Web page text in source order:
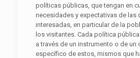
políticas públicas, que tengan en
necesidades y expectativas de las
interesadas, en particular de la
los visitantes. Cada política
a través de un instrumento o de un
específico de estos, mismos que